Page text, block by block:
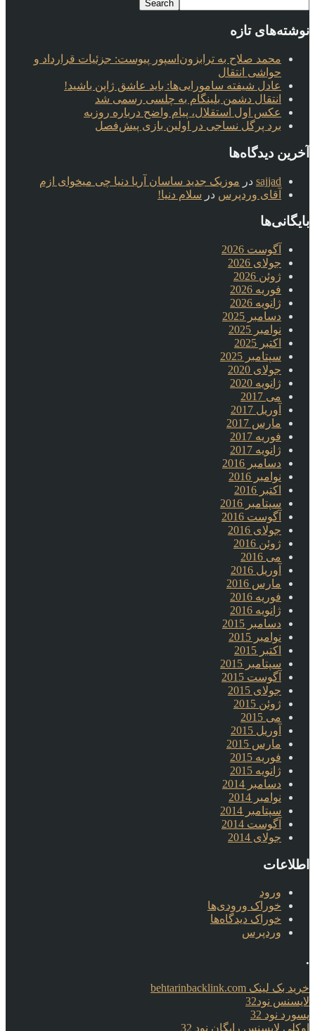
نوشته‌های تازه
محمد صلاح به ترابزون‌اسپور پیوست: جزئیات قرارداد و
حواشی انتقال
عادل شیفته سامورایی‌ها: باید عاشق ژاپن باشید!
انتقال دشمن بلینگام به چلسی رسمی شد
عکس اول استقلال، پیام واضح درباره روزبه
برد پرگل نساجی در اولین بازی پیش‌فصل
آخرین دیدگاه‌ها
sajjad در موزیک جدید ساسان آریا دنیا چی میخوای ازم
آقای وردپرس در سلام دنیا!
بایگانی‌ها
آگوست 2026
جولای 2026
ژوئن 2026
فوریه 2026
ژانویه 2026
دسامبر 2025
نوامبر 2025
اکتبر 2025
سپتامبر 2025
جولای 2020
ژانویه 2020
می 2017
آوریل 2017
مارس 2017
فوریه 2017
ژانویه 2017
دسامبر 2016
نوامبر 2016
اکتبر 2016
سپتامبر 2016
آگوست 2016
جولای 2016
ژوئن 2016
می 2016
آوریل 2016
مارس 2016
فوریه 2016
ژانویه 2016
دسامبر 2015
نوامبر 2015
اکتبر 2015
سپتامبر 2015
آگوست 2015
جولای 2015
ژوئن 2015
می 2015
آوریل 2015
مارس 2015
فوریه 2015
ژانویه 2015
دسامبر 2014
نوامبر 2014
سپتامبر 2014
آگوست 2014
جولای 2014
اطلاعات
ورود
خوراک ورودی‌ها
خوراک دیدگاه‌ها
وردپرس
.
خرید بک لینک behtarinbacklink.com
لایسنس نود32
پسورد نود 32
اوکلی لایسنس رایگان نود 32